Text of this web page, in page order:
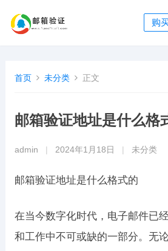
购
首页 未分类 正文
邮箱验证地址是什么格
admin 2024年1月18日 未分类
邮箱验证地址是什么格式的
在当今数字化时代，电子邮件已
和工作中不可或缺的一部分。无